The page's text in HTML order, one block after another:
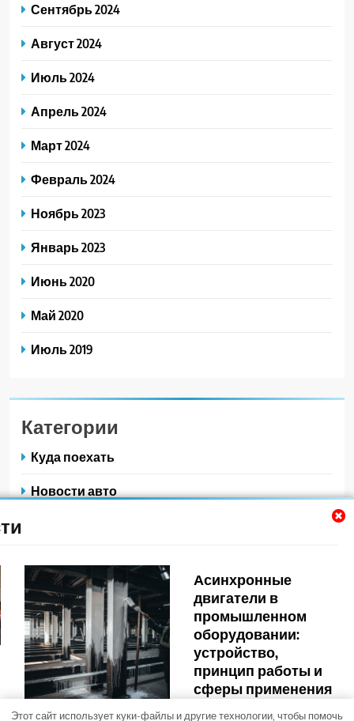
Асинхронные
двигатели в
промышленном
оборудовании:
устройство,
принцип работы и
сферы применения
vladivo_stoc 2
Сентябрь 2024
Август 2024
Июль 2024
Апрель 2024
Март 2024
Февраль 2024
Ноябрь 2023
Январь 2023
Июнь 2020
Май 2020
Июль 2019
Категории
Куда поехать
Новости авто
Советы автомобилистам
Техобслуживание своими руками
Этот сайт использует куки-файлы и другие технологии, чтобы помочь